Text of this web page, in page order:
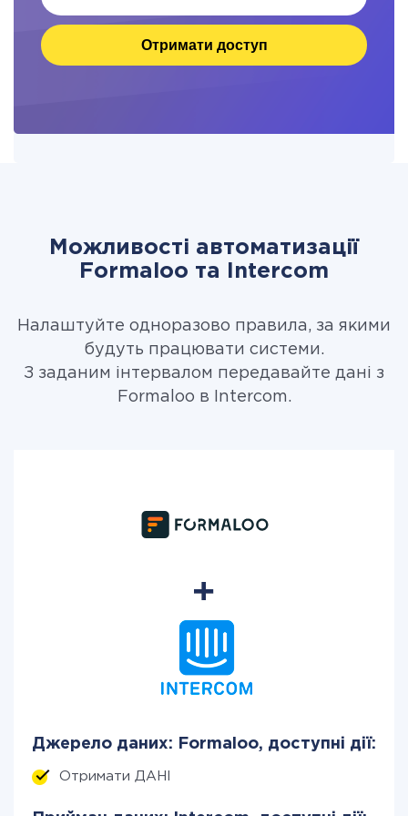
Отримати доступ
Можливості автоматизації
Formaloo та Intercom
Налаштуйте одноразово правила, за якими
будуть працювати системи.
З заданим інтервалом передавайте дані з
Formaloo в Intercom.
Джерело даних: Formaloo, доступні дії:
Отримати ДАНІ